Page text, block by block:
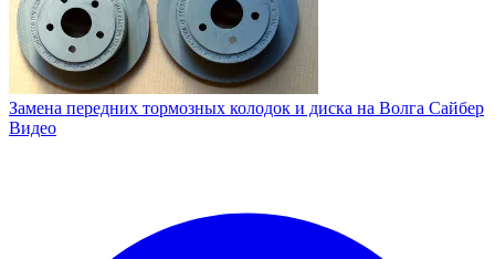
Замена передних тормозных колодок и диска на Волга Сайбер
Видео